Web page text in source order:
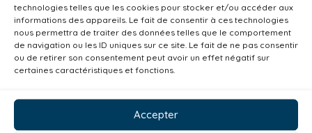
technologies telles que les cookies pour stocker et/ou accéder aux
informations des appareils. Le fait de consentir à ces technologies
nous permettra de traiter des données telles que le comportement
de navigation ou les ID uniques sur ce site. Le fait de ne pas consentir
ou de retirer son consentement peut avoir un effet négatif sur
certaines caractéristiques et fonctions.
Accepter
Facebook
Twitter
LinkedIn
Imprimer la page
ACTIVITÉS À L’ANNÉE 🗒️